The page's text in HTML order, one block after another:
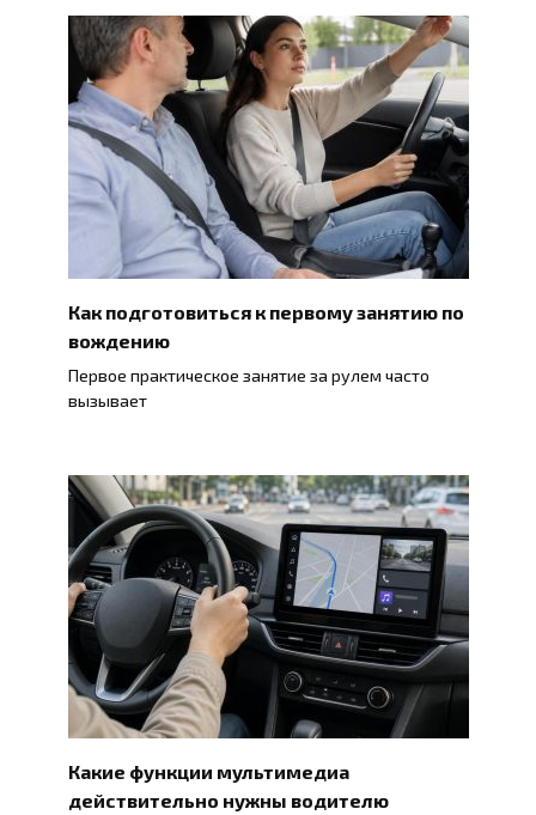
Как подготовиться к первому занятию по
вождению
Первое практическое занятие за рулем часто
вызывает
Какие функции мультимедиа
действительно нужны водителю